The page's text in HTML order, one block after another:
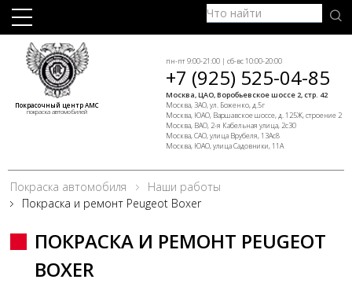
Покрасочный центр АМС
покраска автомобилей
пн-пт 9:00-21:00 | сб-вс 10:00-20:00
+7 (925) 525-04-85
Москва, ЦАО, Воробьевское шоссе 2, стр. 42
Москва, ЗАО, ул. Боженко, д.5г
Москва, ЮАО, Варшавское шоссе, д. 125Ж, строение 2
Москва, ВАО, 2-я Кабельная улица, 2с30
Москва, САО, улица Врубеля, 13Ас8
Москва, ЮАО, улица Садовники, 11А
Покраска автомобиля
Наши работы
Покраска и ремонт Peugeot Boxer
ПОКРАСКА И РЕМОНТ PEUGEOT
BOXER